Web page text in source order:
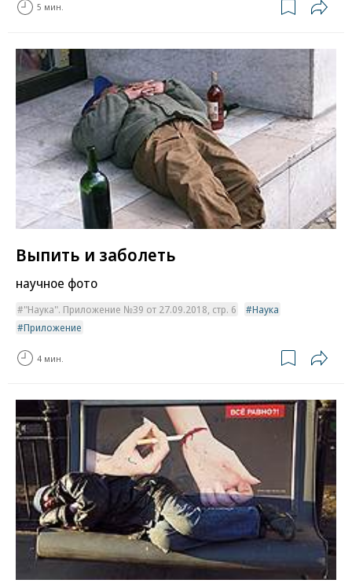
5 мин.
Выпить и заболеть
научное фото
"Наука". Приложение №39 от 27.09.2018, стр. 6
Наука
Приложение
4 мин.